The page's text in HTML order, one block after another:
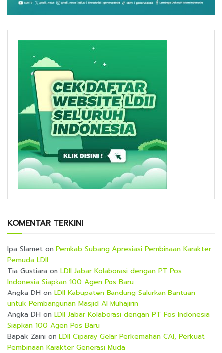
KOMENTAR TERKINI
Ipa Slamet on Pemkab Subang Apresiasi Pembinaan Karakter
Pemuda LDII
Tia Gustiara on LDII Jabar Kolaborasi dengan PT Pos
Indonesia Siapkan 100 Agen Pos Baru
Angka DH on LDII Kabupaten Bandung Salurkan Bantuan
untuk Pembangunan Masjid Al Muhajirin
Angka DH on LDII Jabar Kolaborasi dengan PT Pos Indonesia
Siapkan 100 Agen Pos Baru
Bapak Zaini on LDII Ciparay Gelar Perkemahan CAI, Perkuat
Pembinaan Karakter Generasi Muda